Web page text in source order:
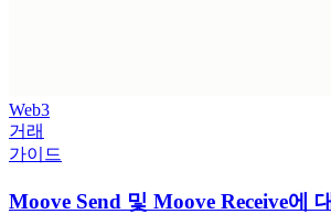
Web3
거래
가이드
Moove Send 및 Moove Receive에